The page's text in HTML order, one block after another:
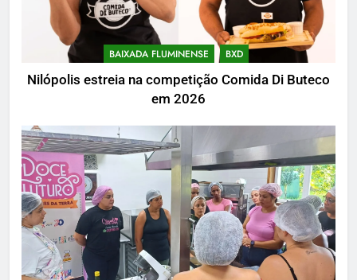
BAIXADA FLUMINENSE BXD
Nilópolis estreia na competição Comida Di Buteco
em 2026